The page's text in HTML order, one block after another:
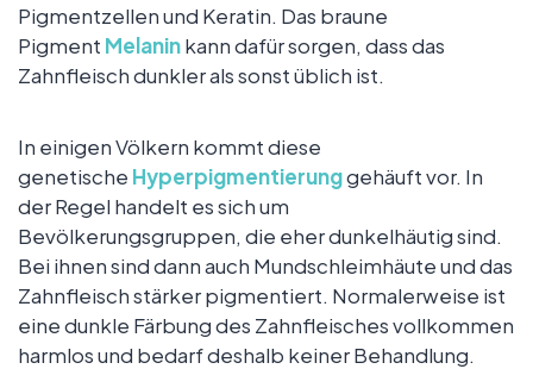
Pigmentzellen und Keratin. Das braune
Pigment Melaninkann dafür sorgen, dass das
Zahnfleisch dunkler als sonst üblich ist.
In einigen Völkern kommt diese
genetische Hyperpigmentierunggehäuft vor. In
der Regel handelt es sich um
Bevölkerungsgruppen, die eher dunkelhäutig sind.
Bei ihnen sind dann auch Mundschleimhäute und das
Zahnfleisch stärker pigmentiert. Normalerweise ist
eine dunkle Färbung des Zahnfleisches vollkommen
harmlos und bedarf deshalb keiner Behandlung.